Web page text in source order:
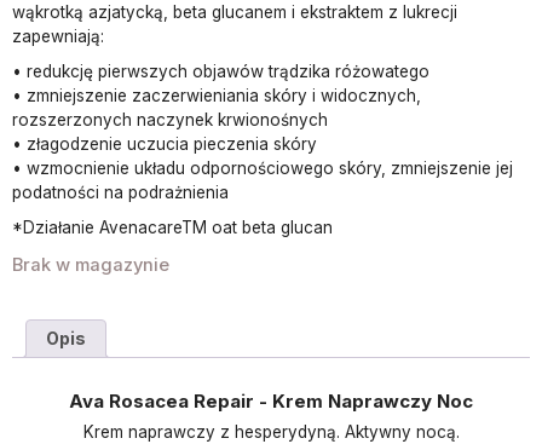
wąkrotką azjatycką, beta glucanem i ekstraktem z lukrecji
zapewniają:
• redukcję pierwszych objawów trądzika różowatego
• zmniejszenie zaczerwieniania skóry i widocznych,
rozszerzonych naczynek krwionośnych
• złagodzenie uczucia pieczenia skóry
• wzmocnienie układu odpornościowego skóry, zmniejszenie jej
podatności na podrażnienia
*Działanie AvenacareTM oat beta glucan
Brak w magazynie
Opis
Ava Rosacea Repair - Krem Naprawczy Noc
Krem naprawczy z hesperydyną. Aktywny nocą.